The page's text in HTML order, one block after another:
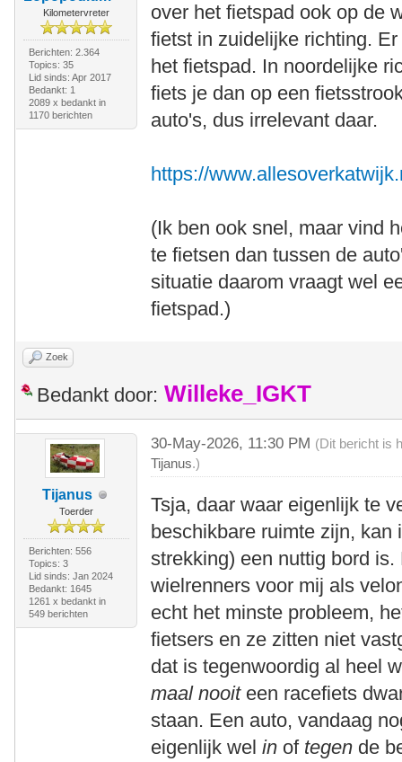
Kilometervreter
Berichten: 2.364
Topics: 35
Lid sinds: Apr 2017
Bedankt: 1
2089 x bedankt in
1170 berichten
over het fietspad ook op de
fietst in zuidelijke richting.
het fietspad. In noordelijke
fiets je dan op een
auto's, dus irrelevant daar.
https://
(Ik ben ook snel, maar vind
te fietsen dan tussen de
situatie daarom vraagt wel
fietspad.)
Zoek
Bedankt door: Willeke_IGKT
Tijanus
Toerder
Berichten: 556
Topics: 3
Lid sinds: Jan 2024
Bedankt: 1645
1261 x bedankt in
549 berichten
30-May-2026, 11:30 PM (Dit bericht is
Tijanus.)
Tsja, daar waar eigenlijk te
beschikbare ruimte zijn,
strekking) een nuttig bord
wielrenners voor mij als
echt het minste probleem,
fietsers en ze zitten niet
dat is tegenwoordig al heel
maal nooiteen racefiets
staan. Een auto, vandaag
eigenlijk welin of tegen de